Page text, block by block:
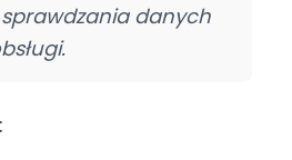
danych